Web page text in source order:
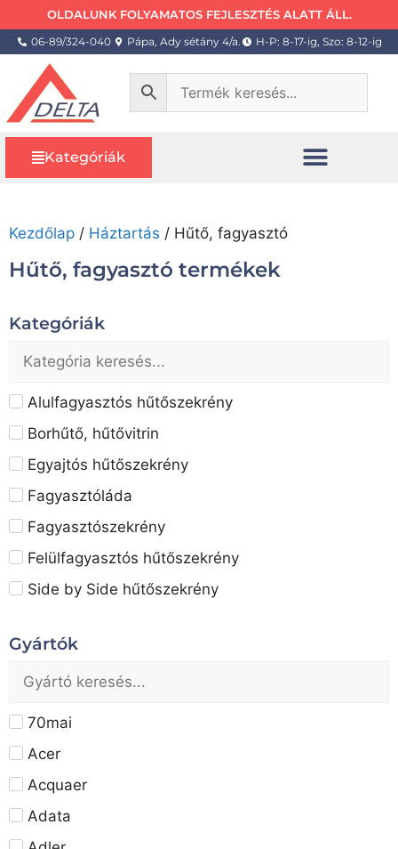
OLDALUNK FOLYAMATOS FEJLESZTÉS ALATT ÁLL.
06-89/324-040 Pápa, Ady sétány 4/a. H-P: 8-17-ig, Szo: 8-12-ig
Kategóriák
Kezdőlap / Háztartás / Hűtő, fagyasztó
Hűtő, fagyasztó termékek
Kategóriák
Alulfagyasztós hűtőszekrény
Borhűtő, hűtővitrin
Egyajtós hűtőszekrény
Fagyasztóláda
Fagyasztószekrény
Felülfagyasztós hűtőszekrény
Side by Side hűtőszekrény
Gyártók
70mai
Acer
Acquaer
Adata